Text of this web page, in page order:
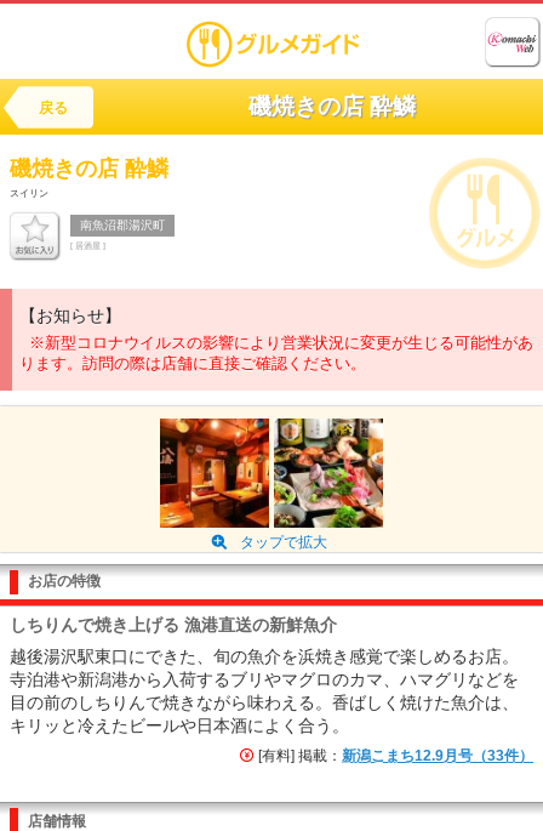
戻る 磯焼きの店 酔鱗
磯焼きの店 酔鱗
スイリン
南魚沼郡湯沢町
[ 居酒屋 ]
【お知らせ】
※新型コロナウイルスの影響により営業状況に変更が生じる可能性があ
ります。訪問の際は店舗に直接ご確認ください。
タップで拡大
お店の特徴
しちりんで焼き上げる 漁港直送の新鮮魚介
越後湯沢駅東口にできた、旬の魚介を浜焼き感覚で楽しめるお店。
寺泊港や新潟港から入荷するブリやマグロのカマ、ハマグリなどを
目の前のしちりんで焼きながら味わえる。香ばしく焼けた魚介は、
キリッと冷えたビールや日本酒によく合う。
[有料] 掲載： 新潟こまち12.9月号（33件）
店舗情報